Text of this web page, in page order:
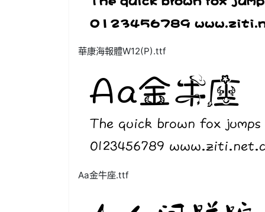
華康海報體W12(P).ttf
Aa金牛座.ttf